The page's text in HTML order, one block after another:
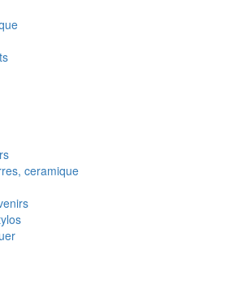
ceramique